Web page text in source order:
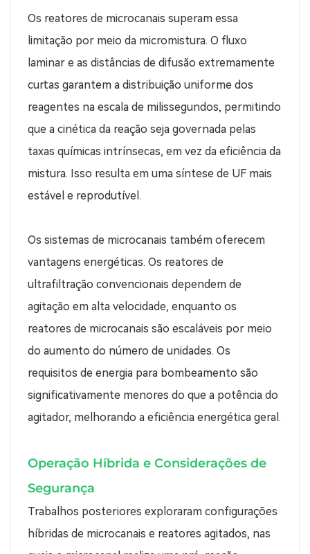
Os reatores de microcanais superam essa
limitação por meio da micromistura. O fluxo
laminar e as distâncias de difusão extremamente
curtas garantem a distribuição uniforme dos
reagentes na escala de milissegundos, permitindo
que a cinética da reação seja governada pelas
taxas químicas intrínsecas, em vez da eficiência da
mistura. Isso resulta em uma síntese de UF mais
estável e reprodutível.
Os sistemas de microcanais também oferecem
vantagens energéticas. Os reatores de
ultrafiltração convencionais dependem de
agitação em alta velocidade, enquanto os
reatores de microcanais são escaláveis ​​por meio
do aumento do número de unidades. Os
requisitos de energia para bombeamento são
significativamente menores do que a potência do
agitador, melhorando a eficiência energética geral.
Operação Híbrida e Considerações de
Segurança
Trabalhos posteriores exploraram configurações
híbridas de microcanais e reatores agitados, nas